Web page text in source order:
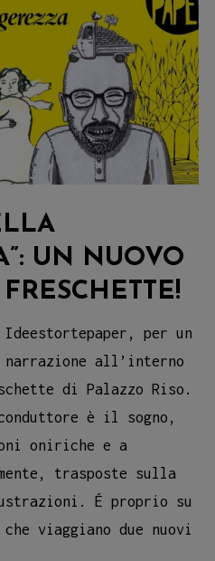
UN NUOVO
per un
narrazione all’interno
di Palazzo Riso.
è il sogno,
oniriche e a
trasposte sulla
É proprio su
viaggiano due nuovi